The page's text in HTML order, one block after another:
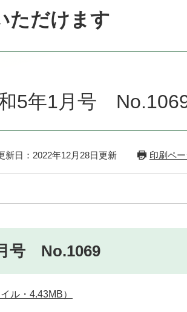
ただけます
和5年1月号
新日：2022年12月28日更新 印刷ペ
号 No.1069
ル・4.43MB）